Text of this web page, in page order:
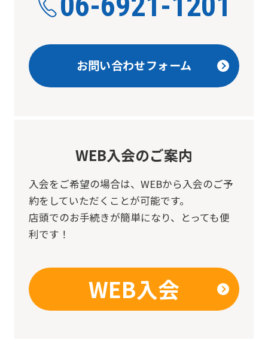
お問い合わせフォーム
WEB入会のご案内
入会をご希望の場合は、 WEBから入会のご予
約をしていただくことが可能です。
店頭でのお手続きが簡単になり、とっても便
利です！
WEB入会